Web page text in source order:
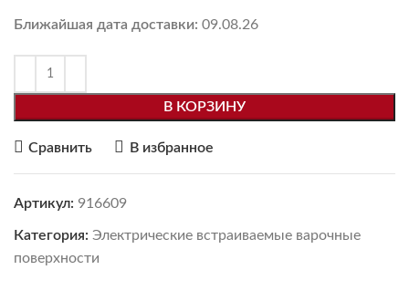
Ближайшая дата доставки: 09.08.26
В КОРЗИНУ
Сравнить В избранное
Артикул: 916609
Категория: Электрические встраиваемые варочные
поверхности